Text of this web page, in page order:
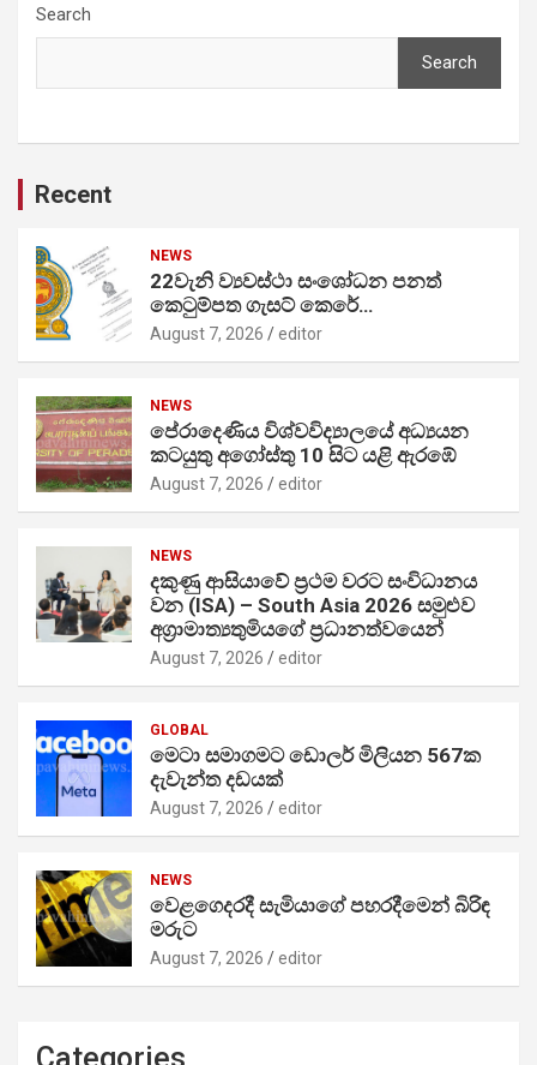
Search
Search
Recent
NEWS
22වැනි ව්‍යවස්ථා සංශෝධන පනත්
කෙටුම්පත ගැසට් කෙරේ…
August 7, 2026 editor
NEWS
පේරාදෙණිය විශ්වවිද්‍යාලයේ අධ්‍යයන
කටයුතු අගෝස්තු 10 සිට යළි ඇරඹේ
August 7, 2026 editor
NEWS
දකුණු ආසියාවේ ප්‍රථම වරට සංවිධානය
වන (ISA) – South Asia 2026 සමුළුව
අග්‍රාමාත්‍යතුමියගේ ප්‍රධානත්වයෙන්
August 7, 2026 editor
GLOBAL
මෙටා සමාගමට ඩොලර් මිලියන 567ක
දැවැන්ත දඩයක්
August 7, 2026 editor
NEWS
වෙළගෙදරදී සැමියාගේ පහරදීමෙන් බිරිඳ
මරුට
August 7, 2026 editor
Categories